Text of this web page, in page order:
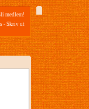
medlem!
- Skriv ut